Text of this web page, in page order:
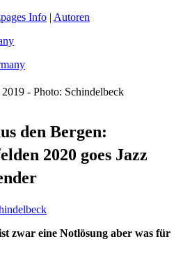
Info | Autoren
den Bergen:
2020 goes Jazz
zwar eine Notlösung aber was für